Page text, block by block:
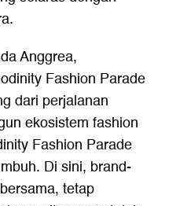
Anggrea,
Fashion Parade
dari perjalanan
ekosistem fashion
Fashion Parade
Di sini, brand-
tetap